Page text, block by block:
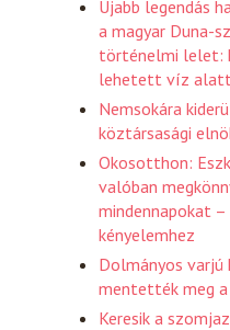
Újabb legendás
a magyar Duna-
történelmi lelet:
lehetett víz alatt
Nemsokára
köztársasági
Okosotthon:
valóban
mindennapokat
kényelemhez
Dolmányos varjú
mentették meg
Keresik a